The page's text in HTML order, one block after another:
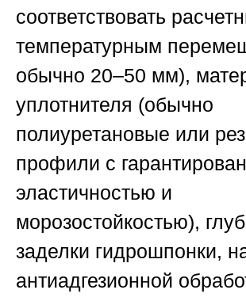
соответствовать
температурным
обычно 20–50 мм),
уплотнителя (обычно
полиуретановые или
профили с
эластичностью и
морозостойкостью),
заделки гидрошпонки,
антиадгезионной